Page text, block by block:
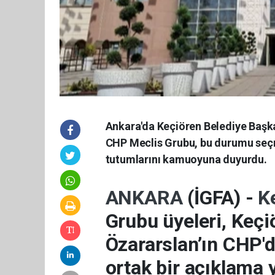
Ankara'da Keçiören Belediye
CHP Meclis Grubu, bu durumu
tutumlarını kamuoyuna duyurdu.
ANKARA (İGFA) -
Grubu üyeleri,
Özararslan’ın
ortak bir açıklama